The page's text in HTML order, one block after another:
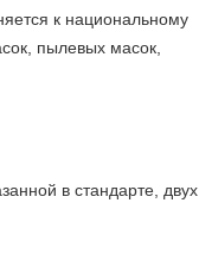
к национальному
пылевых масок,
в стандарте, двух